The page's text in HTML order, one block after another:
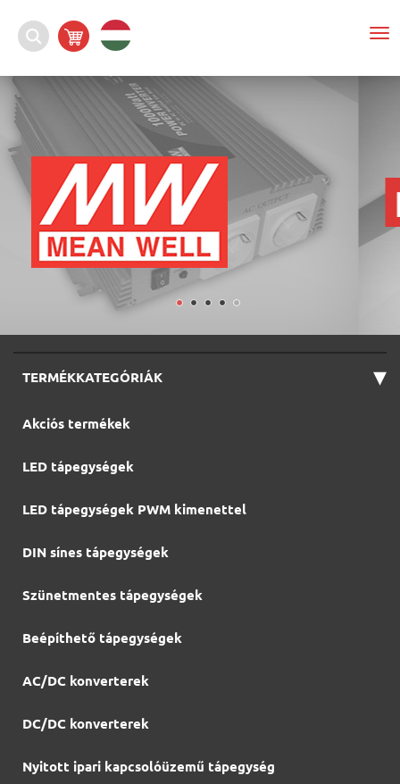
TERMÉKKATEGÓRIÁK ▾
Akciós termékek
LED tápegységek
LED tápegységek PWM kimenettel
DIN sínes tápegységek
Szünetmentes tápegységek
Beépíthető tápegységek
AC/DC konverterek
DC/DC konverterek
Nyitott ipari kapcsolóüzemű tápegység